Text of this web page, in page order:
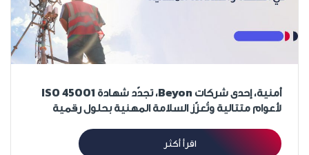
أمنية، إحدى شركات Beyon، تجدّد شهادة ISO 45001
لأعوام متتالية وتُعزّز السلامة المهنية بحلول رقمية
اقرأ أكثر